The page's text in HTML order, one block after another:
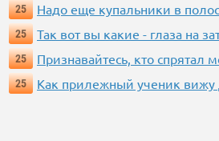
25
Надо еще купальники в
25
Так вот вы какие - глаза на
25
Признавайтесь, кто спрятал
25
Как прилежный ученик